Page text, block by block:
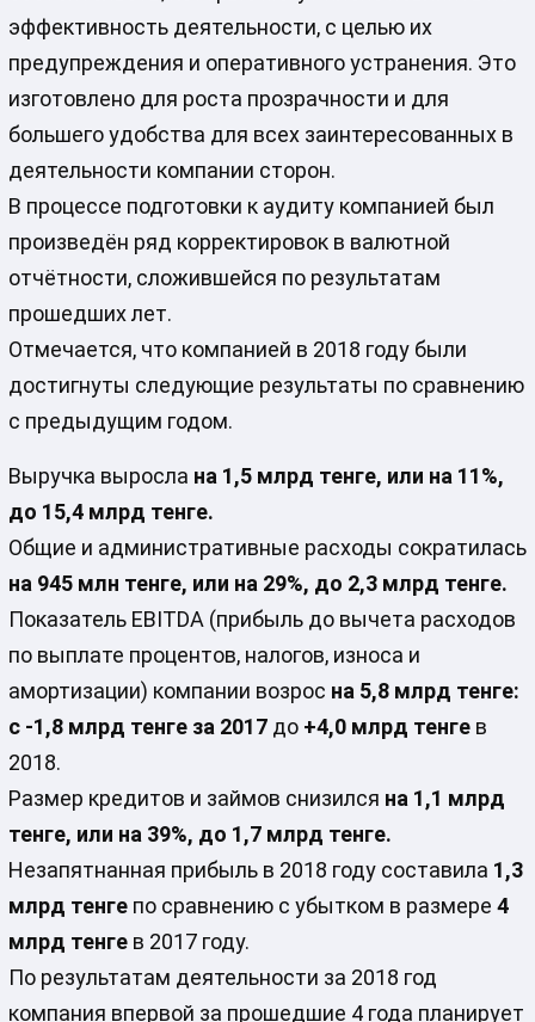
эффективность деятельности, с целью их
предупреждения и оперативного устранения. Это
изготовлено для роста прозрачности и для
большего удобства для всех заинтересованных в
деятельности компании сторон.
В процессе подготовки к аудиту компанией был
произведён ряд корректировок в валютной
отчётности, сложившейся по результатам
прошедших лет.
Отмечается, что компанией в 2018 году были
достигнуты следующие результаты по сравнению
с предыдущим годом.
Выручка выросла на 1,5 млрд тенге, или на 11%,
до 15,4 млрд тенге.
Общие и административные расходы сократилась
на 945 млн тенге, или на 29%, до 2,3 млрд тенге.
Показатель EBITDA (прибыль до вычета расходов
по выплате процентов, налогов, износа и
амортизации) компании возрос на 5,8 млрд тенге:
с -1,8 млрд тенге за 2017до+4,0 млрд тенгев
2018.
Размер кредитов и займов снизился на 1,1 млрд
тенге, или на 39%, до 1,7 млрд тенге.
Незапятнанная прибыль в 2018 году составила 1,3
млрд тенгепо сравнению с убытком в размере 4
млрд тенгев 2017 году.
По результатам деятельности за 2018 год
компания впервой за прошедшие 4 года планирует